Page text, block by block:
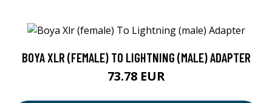
BOYA XLR (FEMALE) TO LIGHTNING (MALE) ADAPTER
73.78 EUR